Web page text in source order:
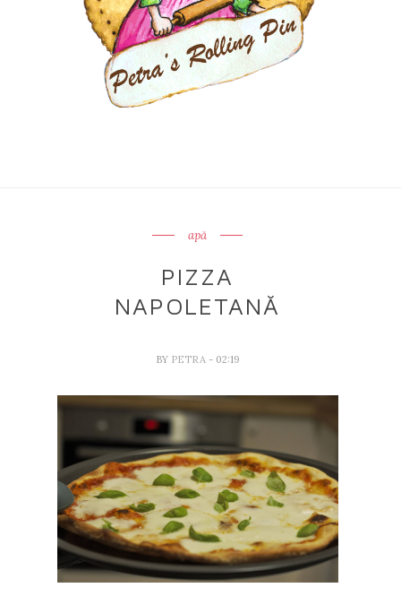
apă
PIZZA
NAPOLETANĂ
BY PETRA - 02:19